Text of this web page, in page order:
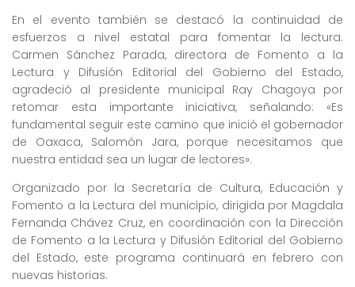
En el evento también se destacó la continuidad de
esfuerzos a nivel estatal para fomentar la lectura.
Carmen Sánchez Parada, directora de Fomento a la
Lectura y Difusión Editorial del Gobierno del Estado,
agradeció al presidente municipal Ray Chagoya por
retomar esta importante iniciativa, señalando: «Es
fundamental seguir este camino que inició el gobernador
de Oaxaca, Salomón Jara, porque necesitamos que
nuestra entidad sea un lugar de lectores».
Organizado por la Secretaría de Cultura, Educación y
Fomento a la Lectura del municipio, dirigida por Magdala
Fernanda Chávez Cruz, en coordinación con la Dirección
de Fomento a la Lectura y Difusión Editorial del Gobierno
del Estado, este programa continuará en febrero con
nuevas historias.